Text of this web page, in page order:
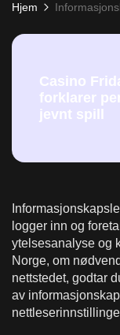
Hjem
Casino
forklarer
jevnt spill
logger inn og
ytelsesanalyse og
Norge, om
nettstedet, godtar
av